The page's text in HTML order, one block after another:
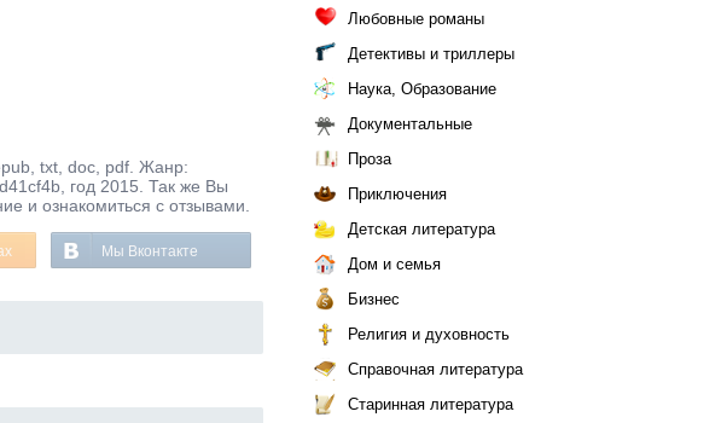
txt, doc, pdf. Жанр:
год 2015. Так же Вы
и ознакомиться с отзывами.
Мы Вконтакте
Любовные романы
Детективы и триллеры
Наука, Образование
Документальные
Проза
Приключения
Детская литература
Дом и семья
Бизнес
Религия и духовность
Справочная литература
Старинная литература